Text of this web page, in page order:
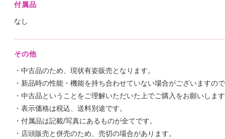
付属品
なし
その他
・中古品のため、現状有姿販売となります。
・新品時の性能・機能を持ち合わせていない場合がございますの
・中古品ということをご理解いただいた上でご購入をお願いしま
・表示価格は税込、送料別途です。
・付属品は記載/写真にあるものが全てです。
・店頭販売と併売のため、売切の場合があります。